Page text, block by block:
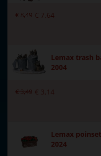
€8,49 € 7,64
Lemax trash
2004
€3,49 € 3, 14
Lemax
2024